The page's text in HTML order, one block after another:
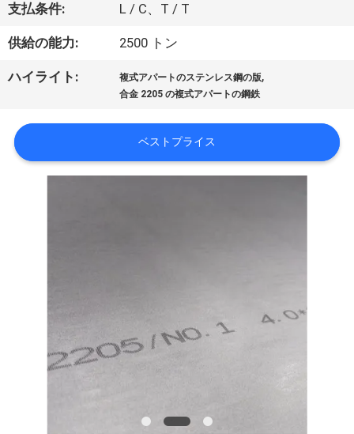
工
場
旅
支払条件: L / C、T / T
供給の能力: 2500 トン
ハイライト: 複式アパートのステンレス鋼の版,
合金 2205 の複式アパートの鋼鉄
ベストプライス